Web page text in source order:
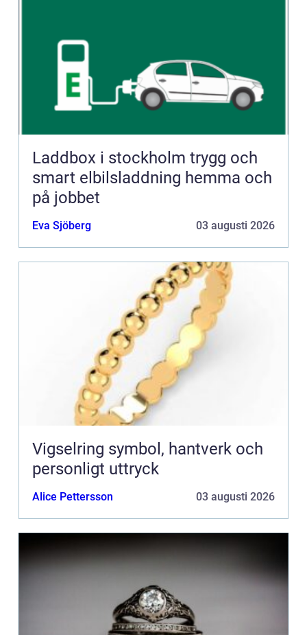
Laddbox i stockholm trygg och
smart elbilsladdning hemma och
på jobbet
Eva Sjöberg 03 augusti 2026
Vigselring symbol, hantverk och
personligt uttryck
Alice Pettersson 03 augusti 2026